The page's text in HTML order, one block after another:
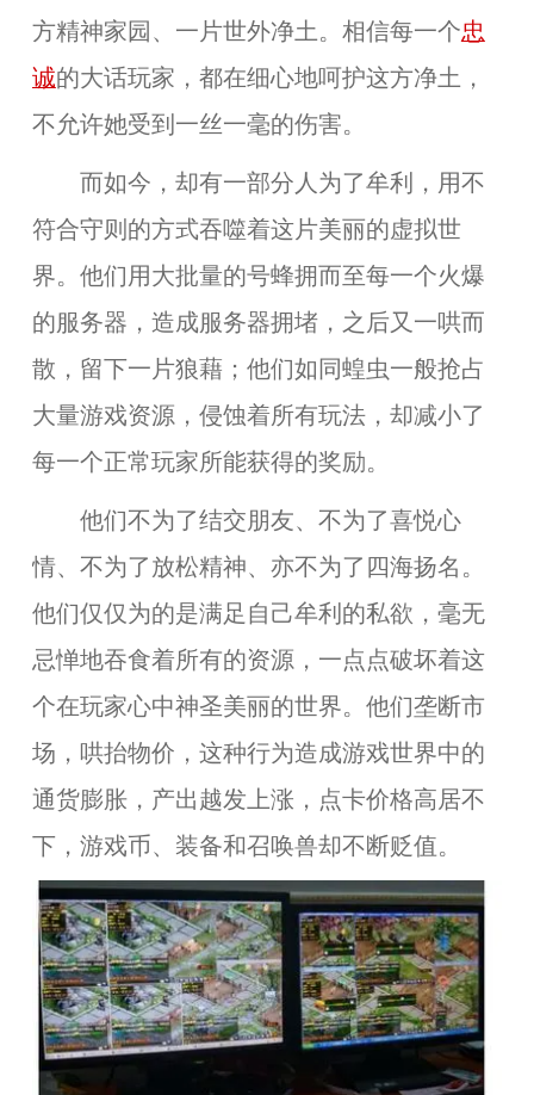
方精神家园、一片世外净土。相信每一个忠
诚的大话玩家，都在细心地呵护这方净土，
不允许她受到一丝一毫的伤害。
而如今，却有一部分人 为了牟利，用不
符合守则的方式吞噬着这片美丽的虚拟世
界。他们用大批量的号蜂拥而至每一个火爆
的服务器，造成服务器拥堵，之后又一哄而
散，留下一片狼藉；他们如同蝗虫一般抢占
大量游戏资源 ，侵蚀着所有玩法，却减小了
每一个正常玩家所能获得的奖励。
他们不为了结交朋友、不为了喜悦心
情、不为了放松精神、亦不为了四海扬名。
他们仅仅为的是满足自己牟利的私欲，毫无
忌惮地吞食着所有的资源，一点点破坏着这
个在玩家心中神圣美丽的世界。他们垄断市
场，哄抬物价，这种行为造成游戏世界中的
通货膨胀，产出越发上涨，点卡价格高居不
下，游戏币、装备和召唤兽却不断贬值。